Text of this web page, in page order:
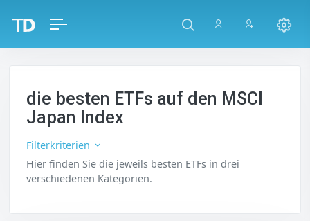
die besten ETFs auf den MSCI
Japan Index
Filterkriterien
Hier finden Sie die jeweils besten ETFs in drei
verschiedenen Kategorien.